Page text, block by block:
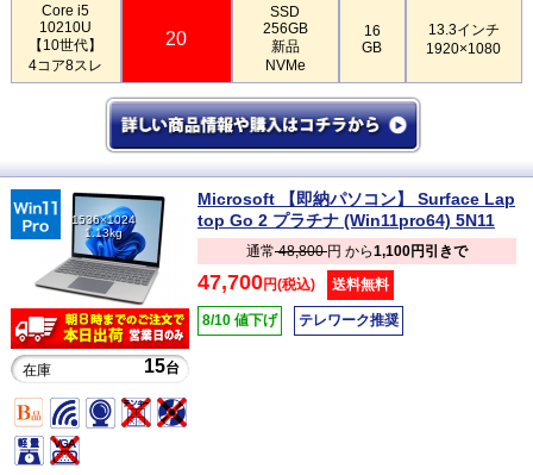
Core i5
10210U
【10世代】
4コア8スレ
20
SSD
256GB
新品
NVMe
16
GB
13.3インチ
1920×1080
1536×1024
1.13kg
在庫 15台
Microsoft 【即納パソコン】 Surface Lap
top Go 2 プラチナ (Win11pro64) 5N11
通常48,800円 から1,100円引きで
47,700円(税込) 送料無料
8/10 値下げ テレワーク推奨